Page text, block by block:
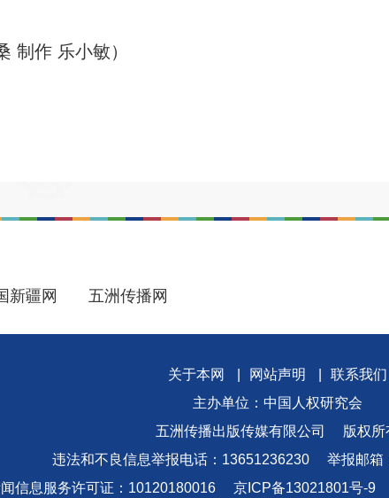
作 乐小敏）
新疆网 五洲传播网
关于本网 网站声明
联系我们
主办单位：中国人权研究会
五洲传播出版传媒有限公司
版权所
违法和不良信息举报电话：13651236230
举报邮箱
信息服务许可证：10120180016
京ICP备13021801号-9